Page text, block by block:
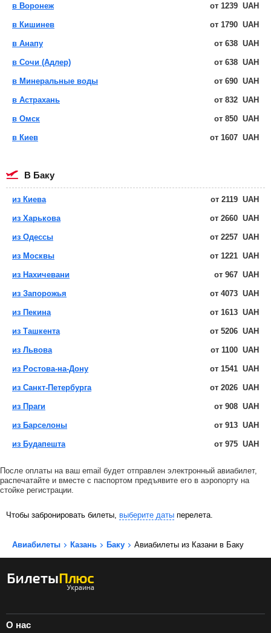
в Воронеж от 1239 UAH
в Кишинев от 1790 UAH
в Анапу от 638 UAH
в Сочи (Адлер) от 638 UAH
в Минеральные воды от 690 UAH
в Астрахань от 832 UAH
в Омск от 850 UAH
в Киев от 1607 UAH
в Баку
из Киева от 2119 UAH
из Харькова от 2660 UAH
из Одессы от 2257 UAH
из Москвы от 1221 UAH
из Нахичевани от 967 UAH
из Запорожья от 4073 UAH
из Пекина от 1613 UAH
из Ташкента от 5206 UAH
из Львова от 1100 UAH
из Ростова-на-Дону от 1541 UAH
из Санкт-Петербурга от 2026 UAH
из Праги от 908 UAH
из Барселоны от 913 UAH
из Будапешта от 975 UAH
После оплаты на ваш email будет отправлен электронный авиабилет,
распечатайте и вместе с паспортом предъявите его в аэропорту на
стойке регистрации.
Чтобы забронировать билеты, выберите даты перелета.
Авиабилеты Казань Баку Авиабилеты из Казани в Баку
О нас